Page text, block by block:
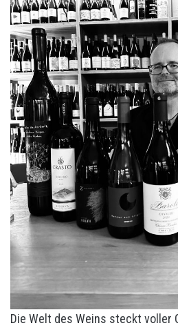
Die Welt des Weins steckt voller